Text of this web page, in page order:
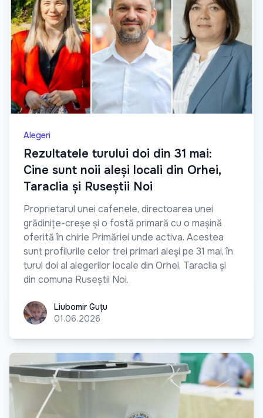
Alegeri
Rezultatele turului doi din 31 mai:
Cine sunt noii aleși locali din Orhei,
Taraclia și Ruseștii Noi
Proprietarul unei cafenele, directoarea unei
grădinițe-creșe și o fostă primară cu o mașină
oferită în chirie Primăriei unde activa. Acestea
sunt profilurile celor trei primari aleși pe 31 mai, în
turul doi al alegerilor locale din Orhei, Taraclia și
din comuna Ruseștii Noi.
Liubomir Guțu
Liubomir Guțu
01.06.2026